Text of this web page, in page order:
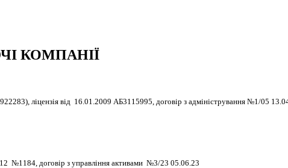
КОМПАНІЇ
від 16.01.2009 АБ3115995, договір з адміністрування №1/05
договір з управління активами №3/23 05.06.23